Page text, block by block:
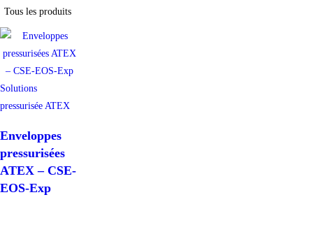
Tous les produits
Solutions
pressurisée ATEX
Enveloppes
pressurisées
ATEX – CSE-
EOS-Exp